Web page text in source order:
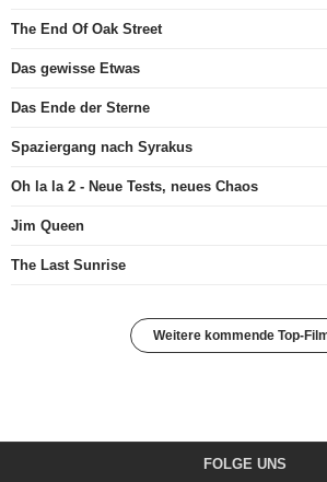
The End Of Oak Street
Das gewisse Etwas
Das Ende der Sterne
Spaziergang nach Syrakus
Oh la la 2 - Neue Tests, neues Chaos
Jim Queen
The Last Sunrise
Weitere kommende Top-
FOLGE UNS